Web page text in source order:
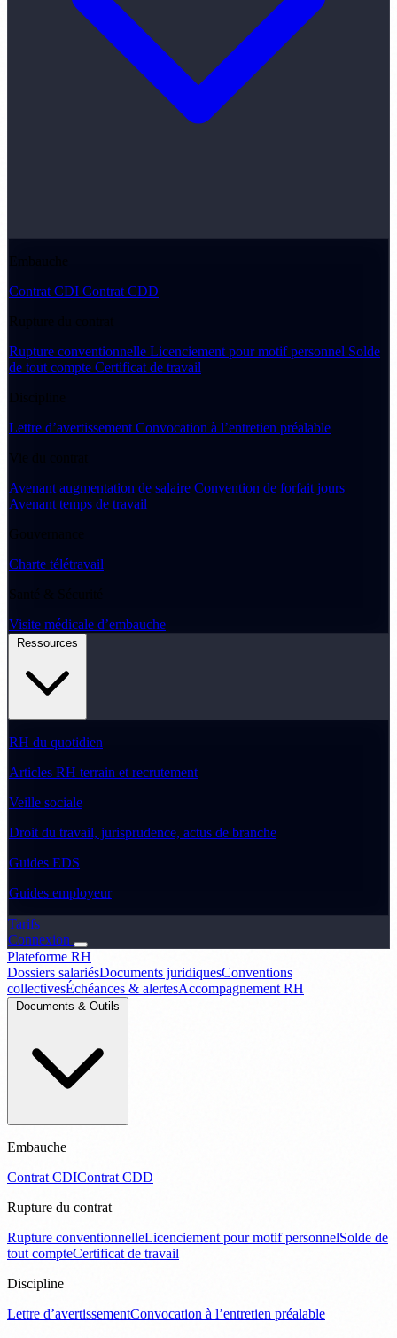
Embauche
Contrat CDI Contrat CDD
Rupture du contrat
Rupture conventionnelle Licenciement pour motif personnel Solde
de tout compte Certificat de travail
Discipline
Lettre d’avertissement Convocation à l’entretien préalable
Vie du contrat
Avenant augmentation de salaire Convention de forfait jours
Avenant temps de travail
Gouvernance
Charte télétravail
Santé & Sécurité
Visite médicale d’embauche
RH du quotidien
Articles RH terrain et recrutement
Veille sociale
Droit du travail, jurisprudence, actus de branche
Guides EDS
Guides employeur
Tarifs
Connexion
Plateforme RH
Dossiers salariésDocuments juridiquesConventions
collectivesÉchéances & alertesAccompagnement RH
Embauche
Contrat CDIContrat CDD
Rupture du contrat
Rupture conventionnelleLicenciement pour motif personnelSolde de
tout compteCertificat de travail
Discipline
Lettre d’avertissementConvocation à l’entretien préalable